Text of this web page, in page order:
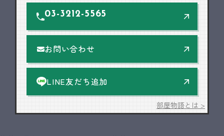
03-3212-5565
お問い合わせ
LINE友だち追加
部屋物語とは >